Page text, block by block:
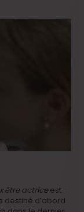
être actrice est
destiné d’abord